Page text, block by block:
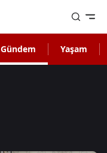
Gündem Yaşam